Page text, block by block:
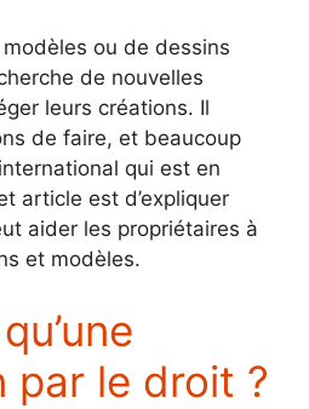
ou de dessins
de nouvelles
leurs créations. Il
de faire, et beaucoup
qui est en
article est d’expliquer
aider les propriétaires à
et modèles.
par le droit ?